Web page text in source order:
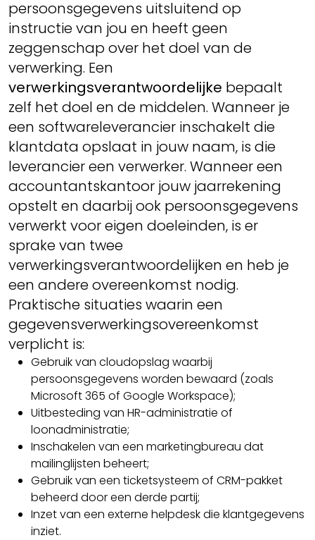
persoonsgegevens uitsluitend op
instructie van jou en heeft geen
zeggenschap over het doel van de
verwerking. Een
verwerkingsverantwoordelijke bepaalt
zelf het doel en de middelen. Wanneer je
een softwareleverancier inschakelt die
klantdata opslaat in jouw naam, is die
leverancier een verwerker. Wanneer een
accountantskantoor jouw jaarrekening
opstelt en daarbij ook persoonsgegevens
verwerkt voor eigen doeleinden, is er
sprake van twee
verwerkingsverantwoordelijken en heb je
een andere overeenkomst nodig.
Praktische situaties waarin een
gegevensverwerkingsovereenkomst
verplicht is:
Gebruik van cloudopslag waarbij
persoonsgegevens worden bewaard (zoals
Microsoft 365 of Google Workspace);
Uitbesteding van HR-administratie of
loonadministratie;
Inschakelen van een marketingbureau dat
mailinglijsten beheert;
Gebruik van een ticketsysteem of CRM-pakket
beheerd door een derde partij;
Inzet van een externe helpdesk die klantgegevens
inziet.